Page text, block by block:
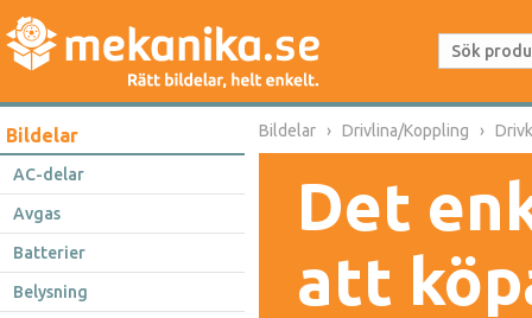
Bildelar
AC-delar
Avgas
Batterier
Belysning
Bildelar Drivlina/Koppling
Det
att